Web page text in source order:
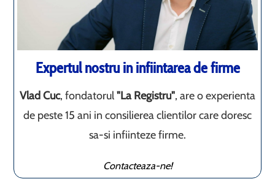
Expertul nostru in infiintarea de firme
Vlad Cuc, fondatorul"La Registru", are o experienta
de peste 15 ani in consilierea clientilor care doresc
sa-si infiinteze firme.
Contacteaza-ne!